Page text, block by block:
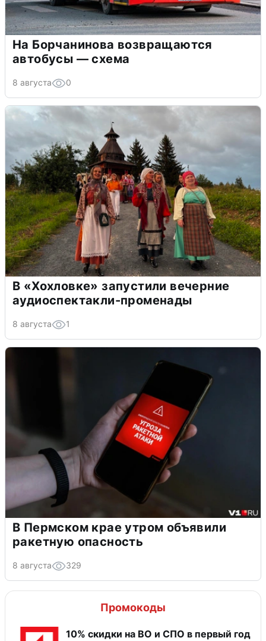
На Борчанинова возвращаются
автобусы — схема
8 августа 0
В «Хохловке» запустили вечерние
аудиоспектакли-променады
8 августа 1
В Пермском крае утром объявили
ракетную опасность
8 августа 329
Промокоды
10% скидки на ВО и СПО в первый год